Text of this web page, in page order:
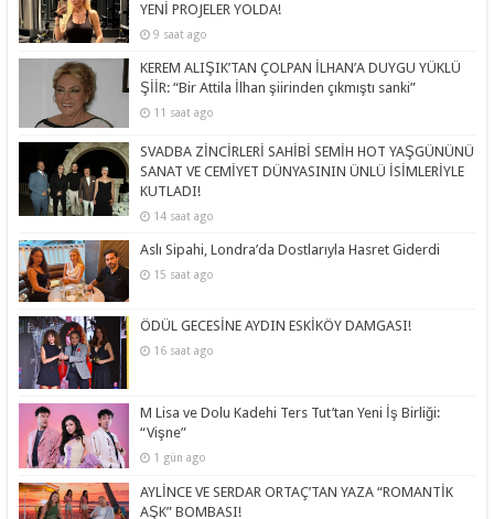
YENİ PROJELER YOLDA!
9 saat ago
KEREM ALIŞIK’TAN ÇOLPAN İLHAN’A DUYGU YÜKLÜ
ŞİİR: “Bir Attila İlhan şiirinden çıkmıştı sanki”
11 saat ago
SVADBA ZİNCİRLERİ SAHİBİ SEMİH HOT YAŞGÜNÜNÜ
SANAT VE CEMİYET DÜNYASININ ÜNLÜ İSİMLERİYLE
KUTLADI!
14 saat ago
Aslı Sipahi, Londra’da Dostlarıyla Hasret Giderdi
15 saat ago
ÖDÜL GECESİNE AYDIN ESKİKÖY DAMGASI!
16 saat ago
M Lisa ve Dolu Kadehi Ters Tut’tan Yeni İş Birliği:
“Vişne”
1 gün ago
AYLİNCE VE SERDAR ORTAÇ’TAN YAZA “ROMANTİK
AŞK” BOMBASI!